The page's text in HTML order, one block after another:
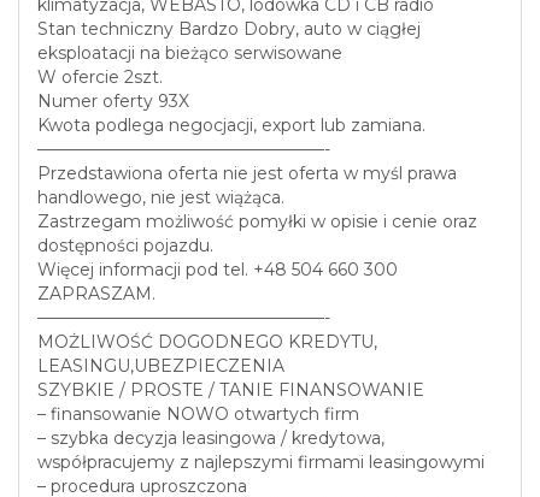
klimatyzacja, WEBASTO, lodówka CD i CB radio
Stan techniczny Bardzo Dobry, auto w ciągłej
eksploatacji na bieżąco serwisowane
W ofercie 2szt.
Numer oferty 93X
Kwota podlega negocjacji, export lub zamiana.
—————————————————-
Przedstawiona oferta nie jest oferta w myśl prawa
handlowego, nie jest wiążąca.
Zastrzegam możliwość pomyłki w opisie i cenie oraz
dostępności pojazdu.
Więcej informacji pod tel. +48 504 660 300
ZAPRASZAM.
—————————————————-
MOŻLIWOŚĆ DOGODNEGO KREDYTU,
LEASINGU,UBEZPIECZENIA
SZYBKIE / PROSTE / TANIE FINANSOWANIE
– finansowanie NOWO otwartych firm
– szybka decyzja leasingowa / kredytowa,
współpracujemy z najlepszymi firmami leasingowymi
– procedura uproszczona